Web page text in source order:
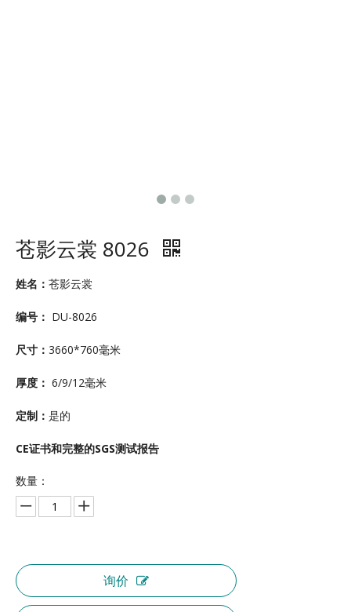
苍影云裳 8026
姓名： 苍影云裳
编号： DU-8026
尺寸： 3660*760毫米
厚度： 6/9/12毫米
定制： 是的
CE证书和完整的SGS测试报告
数量：
询价